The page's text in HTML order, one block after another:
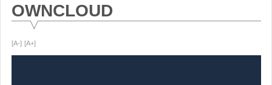
der
Kirchen
OWNCLOUD
[A-] [A+]